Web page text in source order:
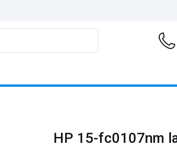
HP 15-fc0107nm